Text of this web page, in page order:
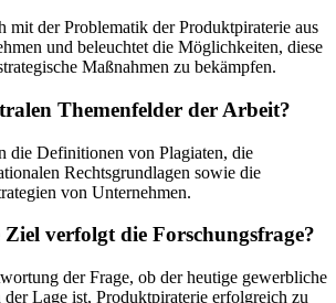
mit der Problematik der Produktpiraterie aus
und beleuchtet die Möglichkeiten, diese
Maßnahmen zu bekämpfen.
Themenfelder der Arbeit?
die Definitionen von Plagiaten, die
Rechtsgrundlagen sowie die
von Unternehmen.
verfolgt die Forschungsfrage?
der Frage, ob der heutige gewerbliche
Lage ist, Produktpiraterie erfolgreich zu